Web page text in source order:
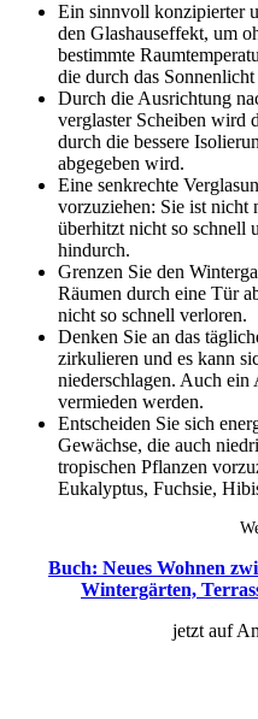
Ein sinnvoll konzipierter
den Glashauseffekt, um
bestimmte
die durch das
Durch die Ausrichtung
verglaster Scheiben wird
durch die bessere
abgegeben wird.
Eine senkrechte
vorzuziehen: Sie ist nicht
überhitzt nicht so schnell
hindurch.
Grenzen Sie den
Räumen durch eine Tür
nicht so schnell verloren.
Denken Sie an das
zirkulieren und es kann
niederschlagen. Auch
vermieden werden.
Entscheiden Sie sich
Gewächse, die auch
tropischen Pflanzen
Eukalyptus, Fuchsie,
Buch: Neues Wohnen
Wintergärten,
jetzt auf